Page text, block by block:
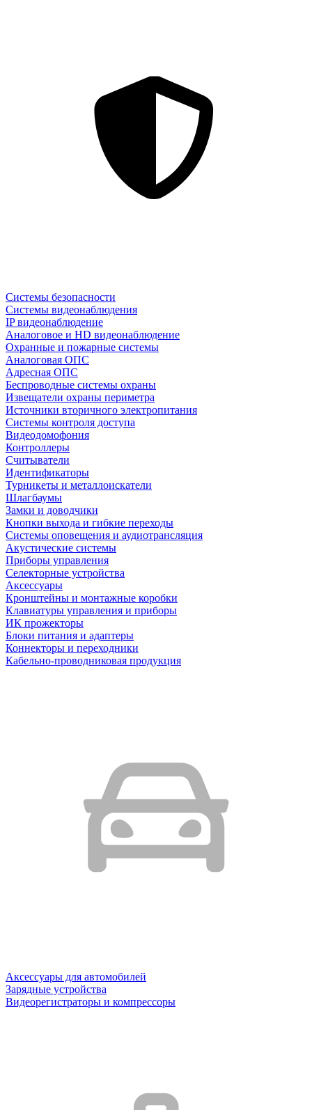
Системы безопасности
Системы видеонаблюдения
IP видеонаблюдение
Аналоговое и HD видеонаблюдение
Охранные и пожарные системы
Аналоговая ОПС
Адресная ОПС
Беспроводные системы охраны
Извещатели охраны периметра
Источники вторичного электропитания
Системы контроля доступа
Видеодомофония
Контроллеры
Считыватели
Идентификаторы
Турникеты и металлоискатели
Шлагбаумы
Замки и доводчики
Кнопки выхода и гибкие переходы
Системы оповещения и аудиотрансляция
Акустические системы
Приборы управления
Селекторные устройства
Аксессуары
Кронштейны и монтажные коробки
Клавиатуры управления и приборы
ИК прожекторы
Блоки питания и адаптеры
Коннекторы и переходники
Кабельно-проводниковая продукция
Аксессуары для автомобилей
Зарядные устройства
Видеорегистраторы и компрессоры